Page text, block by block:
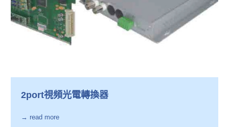
2port視頻光電轉換器
→ read more